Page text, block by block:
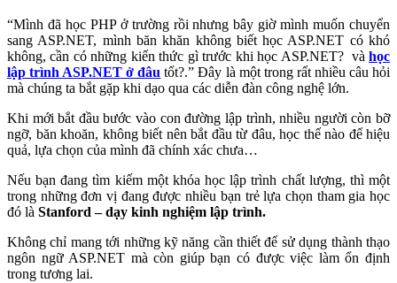
“Mình đã học PHP ở trường rồi nhưng bây giờ mình muốn chuyển
sang ASP.NET, mình băn khăn không biết học ASP.NET có khó
không, cần có những kiến thức gì trước khi học ASP.NET? và học
lập trình ASP.NET ở đâu tốt?.” Đây là một trong rất nhiều câu hỏi
mà chúng ta bắt gặp khi dạo qua các diễn đàn công nghệ lớn.
Khi mới bắt đầu bước vào con đường lập trình, nhiều người còn bỡ
ngỡ, băn khoăn, không biết nên bắt đầu từ đâu, học thế nào để hiệu
quả, lựa chọn của mình đã chính xác chưa…
Nếu bạn đang tìm kiếm một khóa học lập trình chất lượng, thì một
trong những đơn vị đang được nhiều bạn trẻ lựa chọn tham gia học
đó là Stanford – dạy kinh nghiệm lập trình.
Không chỉ mang tới những kỹ năng cần thiết để sử dụng thành thạo
ngôn ngữ ASP.NET mà còn giúp bạn có được việc làm ổn định
trong tương lai.